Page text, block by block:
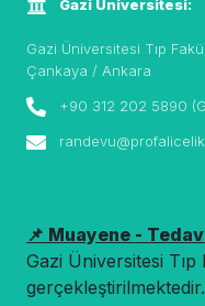
Gazi Üniversitesi:
Gazi Üniversitesi Tıp
Çankaya / Ankara
+90 312 202 5890
📌 Muayene -
Gazi Üniversitesi
gerçekleştirilmektedir.